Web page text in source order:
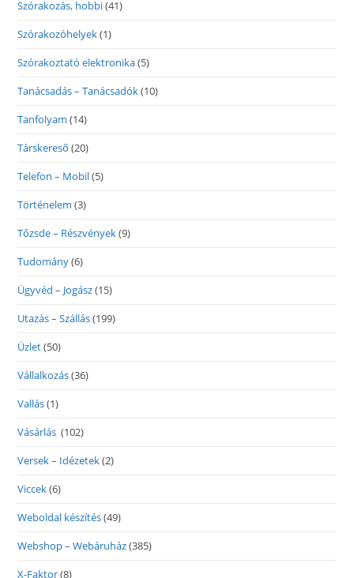
Szórakozás, hobbi(41)
Szórakozóhelyek(1)
Szórakoztató elektronika(5)
Tanácsadás – Tanácsadók(10)
Tanfolyam (14)
Társkereső (20)
Telefon – Mobil(5)
Történelem (3)
Tőzsde – Részvények(9)
Tudomány(6)
Ügyvéd – Jogász(15)
Utazás – Szállás(199)
Üzlet(50)
Vállalkozás(36)
Vallás(1)
Vásárlás (102)
Versek – Idézetek(2)
Viccek(6)
Weboldal készítés(49)
Webshop – Webáruház(385)
X-Faktor(8)